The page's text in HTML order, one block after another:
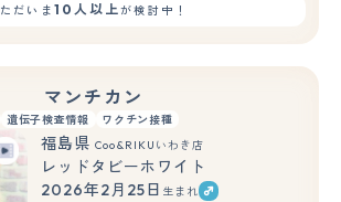
ただいま 10人以上が検討中！
マンチカン
遺伝子検査情報 ワクチン接種
福島県 Coo&RIKUいわき店
レッドタビーホワイト
2026年2月25日 生まれ